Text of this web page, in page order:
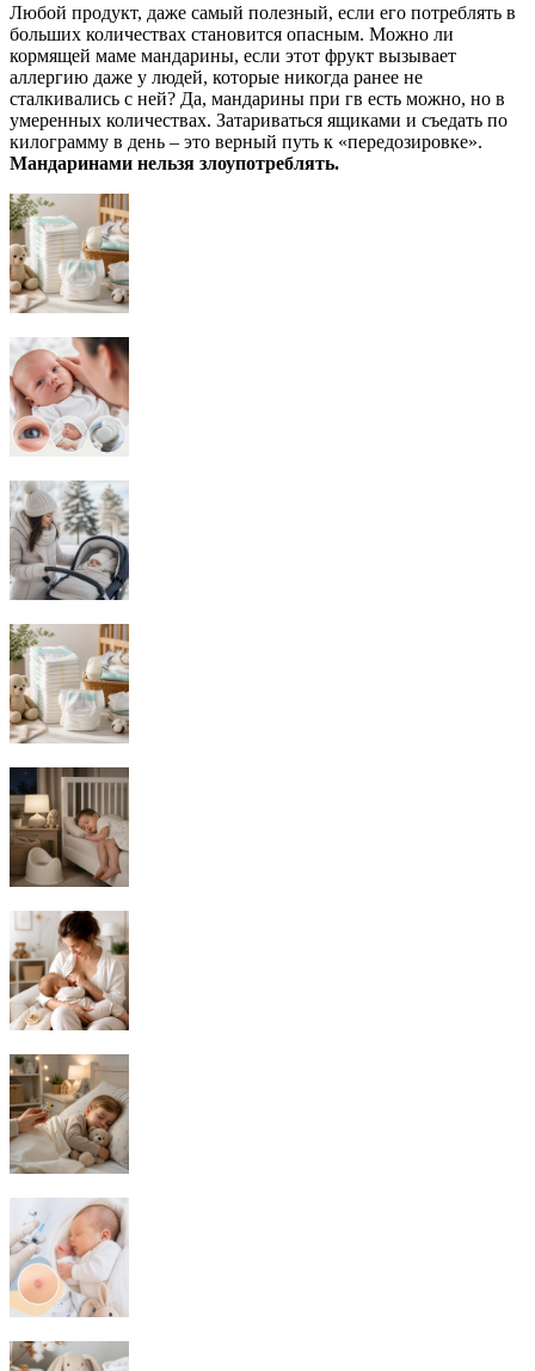
Любой продукт, даже самый полезный, если его потреблять в
больших количествах становится опасным. Можно ли
кормящей маме мандарины, если этот фрукт вызывает
аллергию даже у людей, которые никогда ранее не
сталкивались с ней? Да, мандарины при гв есть можно, но в
умеренных количествах. Затариваться ящиками и съедать по
килограмму в день – это верный путь к «передозировке».
Мандаринами нельзя злоупотреблять.